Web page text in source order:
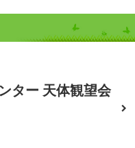
ター 天体観望会